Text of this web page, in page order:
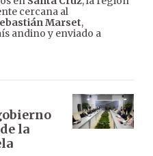
cercana al
Marset,
andino y enviado a
la